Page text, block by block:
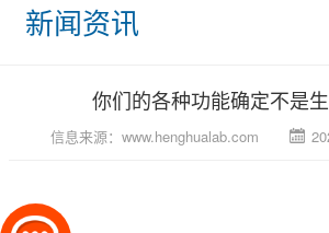
新闻资讯
你们的各种功能确定不是
信息来源： www.henghualab.com